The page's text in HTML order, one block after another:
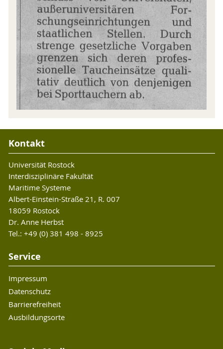
Kontakt
Universität Rostock
Interdisziplinäre Fakultät
Maritime Systeme
Albert-Einstein-Straße 21, R. 007
18059 Rostock
Dr. Anne Herbst
Tel.: +49 (0) 381 498 - 8925
Service
Impressum
Datenschutz
Barrierefreiheit
Ausbildungsorte